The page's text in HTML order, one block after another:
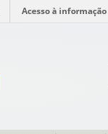
Acesso à informação